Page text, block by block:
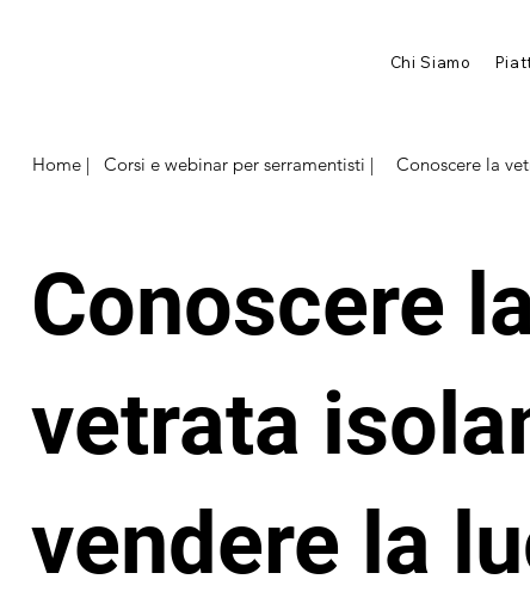
Chi Siamo
Home | Corsi e webinar per serramentisti | Conoscere la
Conoscere
vetrata
vendere la